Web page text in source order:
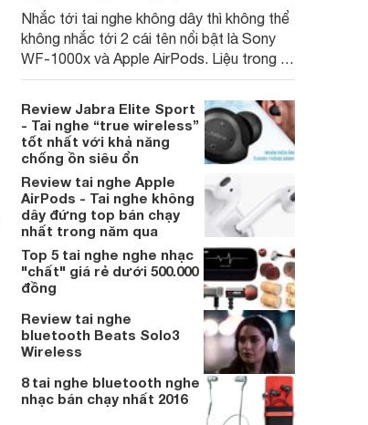
Nhắc tới tai nghe không dây thì không thể
không nhắc tới 2 cái tên nổi bật là Sony
WF-1000x và Apple AirPods. Liệu trong 2
đối thủ này thì tai nghe không dây nào cho
người dùng trải nghiệm tốt hơn ? Hãy
cùng Websosanh.vn so sánh ngay để có
kết luận rõ ràng nhất nhé!
Review Jabra Elite Sport
- Tai nghe “true wireless”
tốt nhất với khả năng
chống ồn siêu ổn
Review tai nghe Apple
AirPods - Tai nghe không
dây đứng top bán chạy
nhất trong năm qua
Top 5 tai nghe nghe nhạc
"chất" giá rẻ dưới 500.000
đồng
Review tai nghe
bluetooth Beats Solo3
Wireless
8 tai nghe bluetooth nghe
nhạc bán chạy nhất 2016